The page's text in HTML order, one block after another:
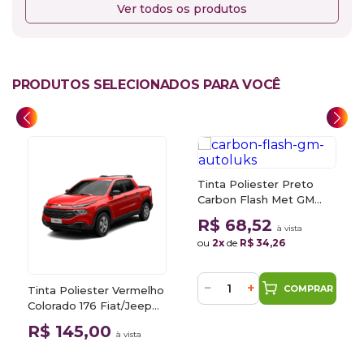
Ver todos os produtos
PRODUTOS SELECIONADOS PARA VOCÊ
Tinta Poliester Vermelho
Colorado 176 Fiat/Jeep
900ml
R$ 145,00 à vista
Tinta Poliester Preto
Carbon Flash Met GM
GAR 900ml Autoluks
R$ 68,52 à vista
ou 2x de R$ 34,26
− + COMPRAR